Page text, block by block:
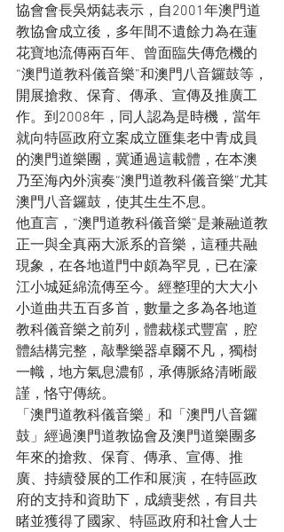
協會會長吳炳鋕表示，自2001年澳門道
教協會成立後，多年間不遺餘力為在蓮
花寶地流傳兩百年、曾面臨失傳危機的
“澳門道教科儀音樂”和澳門八音鑼鼓等，
開展搶救、保育、傳承、宣傳及推廣工
作。到2008年，同人認為是時機，當年
就向特區政府立案成立匯集老中青成員
的澳門道樂團，冀通過這載體，在本澳
乃至海內外演奏“澳門道教科儀音樂”尤其
澳門八音鑼鼓，使其生生不息。
他直言，“澳門道教科儀音樂”是兼融道教
正一與全真兩大派系的音樂，這種共融
現象，在各地道門中頗為罕見，已在濠
江小城延綿流傳至今。經整理的大大小
小道曲共五百多首，數量之多為各地道
教科儀音樂之前列，體裁樣式豐富，腔
體結構完整，敲擊樂器卓爾不凡，獨樹
一幟，地方氣息濃郁，承傳脈絡清晰嚴
謹，恪守傳統。
「澳門道教科儀音樂」和「澳門八音鑼
鼓」經過澳門道教協會及澳門道樂團多
年來的搶救、保育、傳承、宣傳、推
廣、持續發展的工作和展演，在特區政
府的支持和資助下，成續斐然，有目共
睹並獲得了國家、特區政府和社會人士